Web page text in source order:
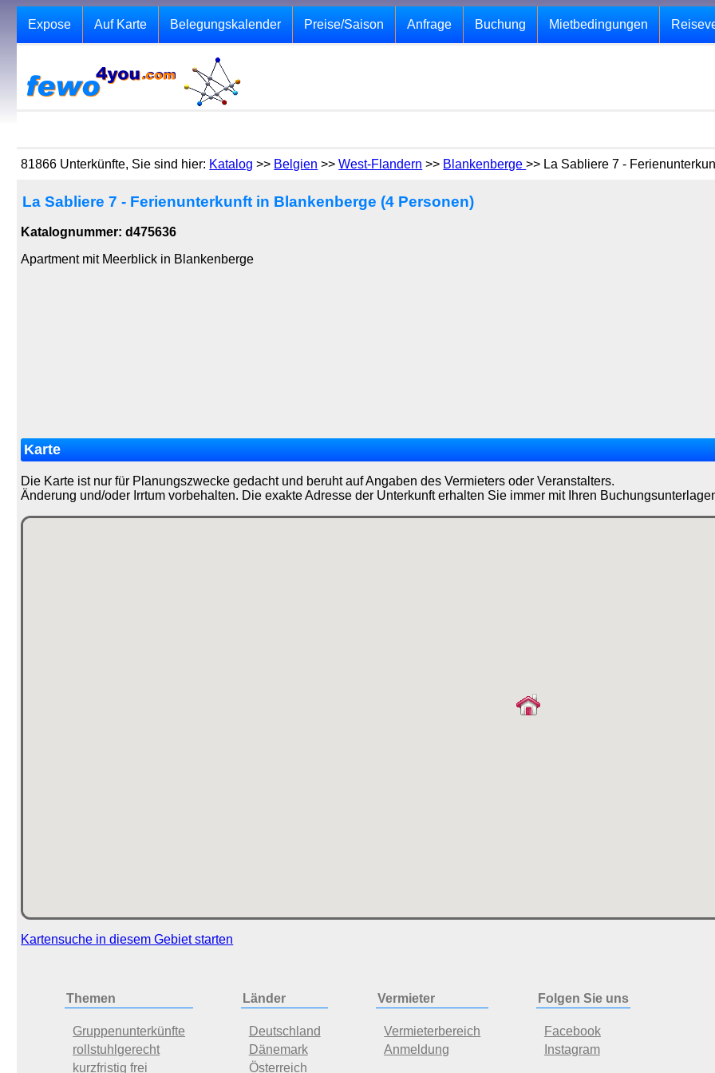
Expose Auf Karte Belegungskalender Preise/Saison Anfrage Buchung Mietbedingungen
81866 Unterkünfte, Sie sind hier: Katalog >> Belgien >>West-Flandern >> Blankenberge>> La Sabliere 7 -
La Sabliere 7 - Ferienunterkunft in Blankenberge (4 Personen)
Katalognummer: d475636
Apartment mit Meerblick in Blankenberge
Karte
Die Karte ist nur für Planungszwecke gedacht und beruht auf Angaben des Vermieters oder Veranstalters.
Änderung und/oder Irrtum vorbehalten. Die exakte Adresse der Unterkunft erhalten Sie immer mit Ihren
Kartensuche in diesem Gebiet starten
Themen
Gruppenunterkünfte
rollstuhlgerecht
kurzfristig frei
Länder
Deutschland
Dänemark
Österreich
Vermieter
Vermieterbereich
Anmeldung
Folgen Sie uns
Facebook
Instagram